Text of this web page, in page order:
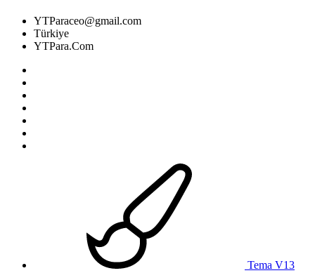
YTParaceo@gmail.com
Türkiye
YTPara.Com
Tema V13